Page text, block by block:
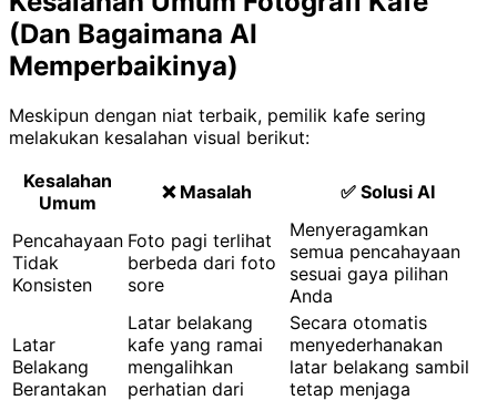
(Dan Bagaimana AI
Memperbaikinya)
Meskipun dengan niat terbaik, pemilik kafe sering
melakukan kesalahan visual berikut:
Kesalahan
Umum
❌ Masalah ✅ Solusi AI
Pencahayaan
Tidak
Konsisten
Foto pagi terlihat
berbeda dari foto
sore
Menyeragamkan
semua pencahayaan
sesuai gaya pilihan
Anda
Latar
Belakang
Berantakan
Latar belakang
kafe yang ramai
mengalihkan
perhatian dari
Secara otomatis
menyederhanakan
latar belakang sambil
tetap menjaga